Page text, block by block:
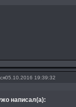
05.10.2016 19:39:32
написал(а):